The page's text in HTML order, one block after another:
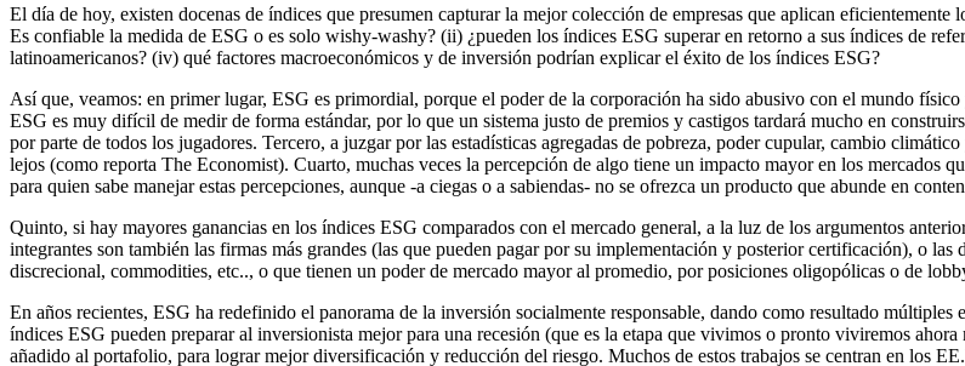
El día de hoy, existen docenas de índices que presumen capturar la mejor colección de empresas que aplican
Es confiable la medida de ESG o es solo wishy-washy? (ii) ¿pueden los índices ESG superar en retorno a sus índices de
latinoamericanos? (iv) qué factores macroeconómicos y de inversión podrían explicar el éxito de los índices ESG?
Así que, veamos: en primer lugar, ESG es primordial, porque el poder de la corporación ha sido abusivo con el mundo
ESG es muy difícil de medir de forma estándar, por lo que un sistema justo de premios y castigos tardará mucho en
por parte de todos los jugadores. Tercero, a juzgar por las estadísticas agregadas de pobreza, poder cupular, cambio
lejos (como reporta The Economist). Cuarto, muchas veces la percepción de algo tiene un impacto mayor en los mercados
para quien sabe manejar estas percepciones, aunque -a ciegas o a sabiendas- no se ofrezca un producto que abunde en
Quinto, si hay mayores ganancias en los índices ESG comparados con el mercado general, a la luz de los argumentos
integrantes son también las firmas más grandes (las que pueden pagar por su implementación y posterior certificación), o
discrecional, commodities, etc.., o que tienen un poder de mercado mayor al promedio, por posiciones oligopólicas o de
En años recientes, ESG ha redefinido el panorama de la inversión socialmente responsable, dando como resultado
índices ESG pueden preparar al inversionista mejor para una recesión (que es la etapa que vivimos o pronto viviremos
añadido al portafolio, para lograr mejor diversificación y reducción del riesgo. Muchos de estos trabajos se centran en los